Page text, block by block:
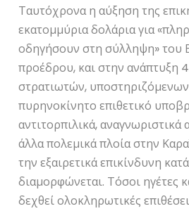
Ταυτόχρονα η αύξηση της
εκατομμύρια δολάρια για
οδηγήσουν στη σύλληψη» του
προέδρου, και στην ανάπτυξη
στρατιωτών,
πυρηνοκίνητο επιθετικό
αντιτορπιλικά,
άλλα πολεμικά πλοία στην
την εξαιρετικά επικίνδυνη
διαμορφώνεται. Τόσοι ηγέτες
δεχθεί ολοκληρωτικές